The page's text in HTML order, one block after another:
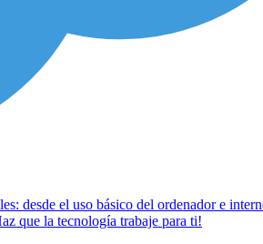
desde el uso básico del ordenador e
que la tecnología trabaje para ti!